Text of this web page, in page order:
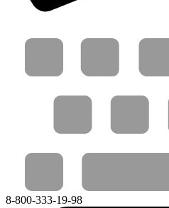
8-800-333-19-98